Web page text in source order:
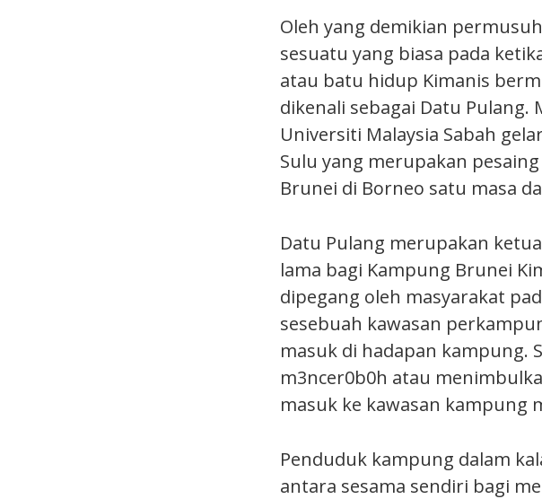
Oleh yang demikian
sesuatu yang biasa pada
atau batu hidup Kimanis
dikenali sebagai Datu Pulang.
Universiti Malaysia Sabah
Sulu yang merupakan
Brunei di Borneo satu masa
Datu Pulang merupakan
lama bagi Kampung Brunei
dipegang oleh masyarakat
sesebuah kawasan
masuk di hadapan kampung.
m3ncer0b0h atau
masuk ke kawasan kampung
Penduduk kampung dalam
antara sesama sendiri bagi